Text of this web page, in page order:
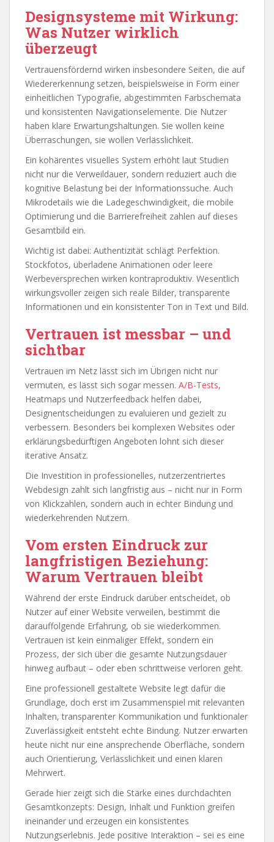
Designsysteme mit Wirkung:
Was Nutzer wirklich
überzeugt
Vertrauensfördernd wirken insbesondere Seiten, die auf
Wiedererkennung setzen, beispielsweise in Form einer
einheitlichen Typografie, abgestimmten Farbschemata
und konsistenten Navigationselemente. Die Nutzer
haben klare Erwartungshaltungen. Sie wollen keine
Überraschungen, sie wollen Verlässlichkeit.
Ein kohärentes visuelles System erhöht laut Studien
nicht nur die Verweildauer, sondern reduziert auch die
kognitive Belastung bei der Informationssuche. Auch
Mikrodetails wie die Ladegeschwindigkeit, die mobile
Optimierung und die Barrierefreiheit zahlen auf dieses
Gesamtbild ein.
Wichtig ist dabei: Authentizität schlägt Perfektion.
Stockfotos, überladene Animationen oder leere
Werbeversprechen wirken kontraproduktiv. Wesentlich
wirkungsvoller zeigen sich reale Bilder, transparente
Informationen und ein konsistenter Ton in Text und Bild.
Vertrauen ist messbar – und
sichtbar
Vertrauen im Netz lässt sich im Übrigen nicht nur
vermuten, es lässt sich sogar messen. A/B-Tests,
Heatmaps und Nutzerfeedback helfen dabei,
Designentscheidungen zu evaluieren und gezielt zu
verbessern. Besonders bei komplexen Websites oder
erklärungsbedürftigen Angeboten lohnt sich dieser
iterative Ansatz.
Die Investition in professionelles, nutzerzentriertes
Webdesign zahlt sich langfristig aus – nicht nur in Form
von Klickzahlen, sondern auch in echter Bindung und
wiederkehrenden Nutzern.
Vom ersten Eindruck zur
langfristigen Beziehung:
Warum Vertrauen bleibt
Während der erste Eindruck darüber entscheidet, ob
Nutzer auf einer Website verweilen, bestimmt die
darauffolgende Erfahrung, ob sie wiederkommen.
Vertrauen ist kein einmaliger Effekt, sondern ein
Prozess, der sich über die gesamte Nutzungsdauer
hinweg aufbaut – oder eben schrittweise verloren geht.
Eine professionell gestaltete Website legt dafür die
Grundlage, doch erst im Zusammenspiel mit relevanten
Inhalten, transparenter Kommunikation und funktionaler
Zuverlässigkeit entsteht echte Bindung. Nutzer erwarten
heute nicht nur eine ansprechende Oberfläche, sondern
auch Orientierung, Verlässlichkeit und einen klaren
Mehrwert.
Gerade hier zeigt sich die Stärke eines durchdachten
Gesamtkonzepts: Design, Inhalt und Funktion greifen
ineinander und erzeugen ein konsistentes
Nutzungserlebnis. Jede positive Interaktion – sei es eine